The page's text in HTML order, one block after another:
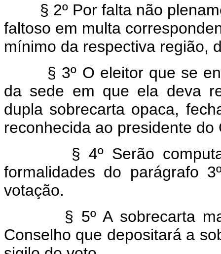
§ 2º Por falta não
faltoso em multa
mínimo da respectiva região,
§ 3º O eleitor que se
da sede em que ela deva
dupla sobrecarta opaca,
reconhecida ao presidente
§ 4º Serão
formalidades do parágrafo
votação.
§ 5º A sobrecarta
Conselho que depositará a